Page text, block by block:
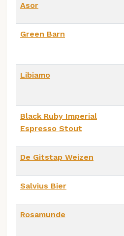
Asor
Green Barn
Libiamo
Black Ruby Imperial
Espresso Stout
De Gitstap Weizen
Salvius Bier
Rosamunde